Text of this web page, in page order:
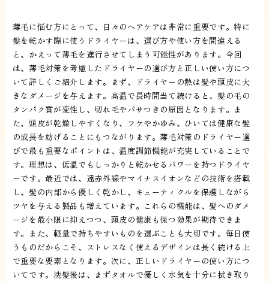
薄毛に悩む方にとって、日々のヘアケアは非常に重要です。特に
髪を乾かす際に使うドライヤーは、選び方や使い方を間違える
と、かえって薄毛を進行させてしまう可能性があります。今回
は、薄毛対策を考慮したドライヤーの選び方と正しい使い方につ
いて詳しくご紹介します。まず、ドライヤーの熱は髪や頭皮に大
きなダメージを与えます。高温で長時間当て続けると、髪の毛の
タンパク質が変性し、切れ毛やパサつきの原因となります。ま
た、頭皮が乾燥しやすくなり、フケやかゆみ、ひいては健康な髪
の成長を妨げることにもつながります。薄毛対策のドライヤー選
びで最も重要なポイントは、温度調節機能が充実していることで
す。理想は、低温でもしっかりと乾かせるパワーを持つドライヤ
ーです。最近では、遠赤外線やマイナスイオンなどの技術を搭載
し、髪の内部から優しく乾かし、キューティクルを保護しながら
ツヤを与える製品も増えています。これらの機能は、髪へのダメ
ージを最小限に抑えつつ、頭皮の健康も保つ効果が期待できま
す。また、軽量で持ちやすいものを選ぶことも大切です。毎日使
うものだからこそ、ストレスなく使えるデザインは長く続ける上
で重要な要素となります。次に、正しいドライヤーの使い方につ
いてです。洗髪後は、まずタオルで優しく水気を十分に拭き取り